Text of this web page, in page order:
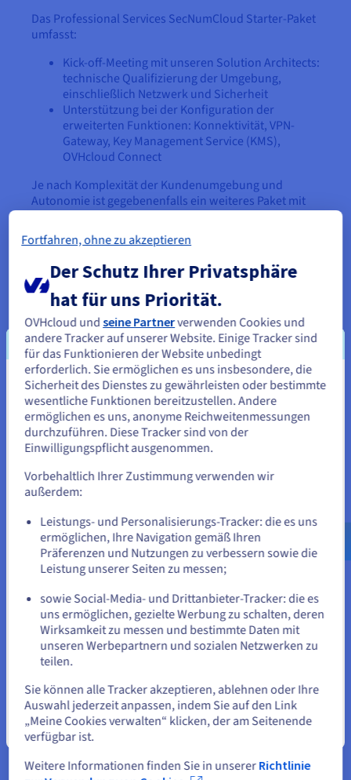
Das Professional Services SecNumCloud Starter-Paket
umfasst:
Kick-off-Meeting mit unseren Solution Architects:
technische Qualifizierung der Umgebung,
einschließlich Netzwerk und Sicherheit
Unterstützung bei der Konfiguration der
erweiterten Funktionen: Konnektivität, VPN-
Gateway, Key Management Service (KMS),
OVHcloud Connect
Je nach Komplexität der Kundenumgebung und
Autonomie ist gegebenenfalls ein weiteres Paket mit
erforderlich.
Sie wünschen eine Demo?
Einen Kostenvoranschlag?
Lassen Sie sich kostenlos von einem Mitarbeiter von
OVHcloud anrufen.
Optionen
Private Netzwerkdienste für
SecNumCloud-Umgebungen
OVHcloud bietet dedizierte Konnektivitätsdienste für
Sie scheinen sich in Vereinigte
Staaten zu befinden.
Wenn Sie aus Vereinigte Staaten bestellen möchten, müssen Sie
sich auf der entsprechenden Website umsehen und dort einen
Account erstellen.
us.ovhcloud.com/
Englisch USD - $
oder
Auf der aktuellen Website bleiben
Eine andere Website wählen
Schließen
Fortfahren, ohne zu akzeptieren
Der Schutz Ihrer Privatsphäre
hat für uns Priorität.
OVHcloud undseine Partnerverwenden Cookies und
andere Tracker auf unserer Website. Einige Tracker sind
für das Funktionieren der Website unbedingt
erforderlich. Sie ermöglichen es uns insbesondere, die
Sicherheit des Dienstes zu gewährleisten oder bestimmte
wesentliche Funktionen bereitzustellen. Andere
ermöglichen es uns, anonyme Reichweitenmessungen
durchzuführen. Diese Tracker sind von der
Einwilligungspflicht ausgenommen.
Vorbehaltlich Ihrer Zustimmung verwenden wir
außerdem:
Leistungs- und Personalisierungs-Tracker: die es uns
ermöglichen, Ihre Navigation gemäß Ihren
Präferenzen und Nutzungen zu verbessern sowie die
Leistung unserer Seiten zu messen;
sowie Social-Media- und Drittanbieter-Tracker: die es
uns ermöglichen, gezielte Werbung zu schalten, deren
Wirksamkeit zu messen und bestimmte Daten mit
unseren Werbepartnern und sozialen Netzwerken zu
teilen.
Sie können alle Tracker akzeptieren, ablehnen oder Ihre
Auswahl jederzeit anpassen, indem Sie auf den Link
„Meine Cookies verwalten“ klicken, der am Seitenende
verfügbar ist.
Weitere Informationen finden Sie in unserer Richtlinie